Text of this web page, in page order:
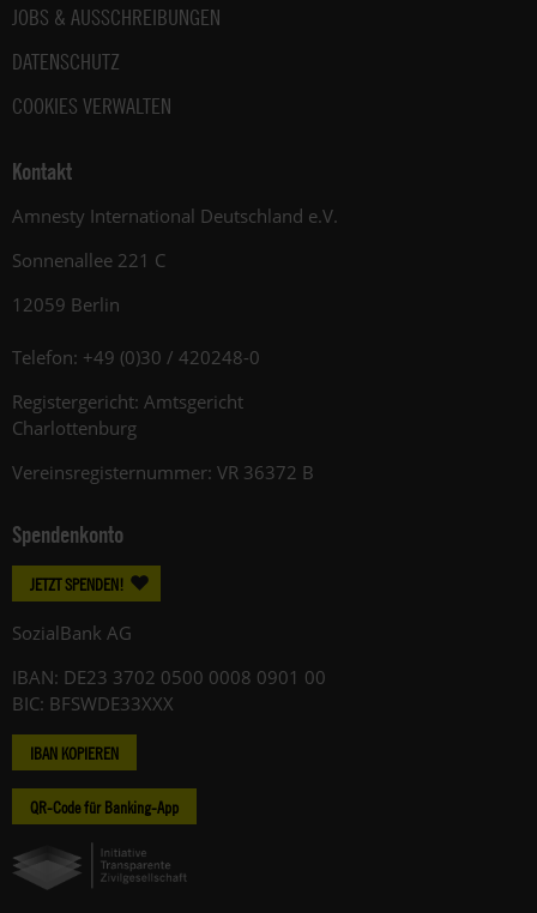
JOBS & AUSSCHREIBUNGEN
DATENSCHUTZ
COOKIES VERWALTEN
Kontakt
Amnesty International Deutschland e.V.
Sonnenallee 221 C
12059 Berlin
Telefon: +49 (0)30 / 420248-0
Registergericht: Amtsgericht
Charlottenburg
Vereinsregisternummer: VR 36372 B
Spendenkonto
JETZT SPENDEN!
SozialBank AG
IBAN: DE23 3702 0500 0008 0901 00
BIC: BFSWDE33XXX
IBAN KOPIEREN
QR-Code für Banking-App